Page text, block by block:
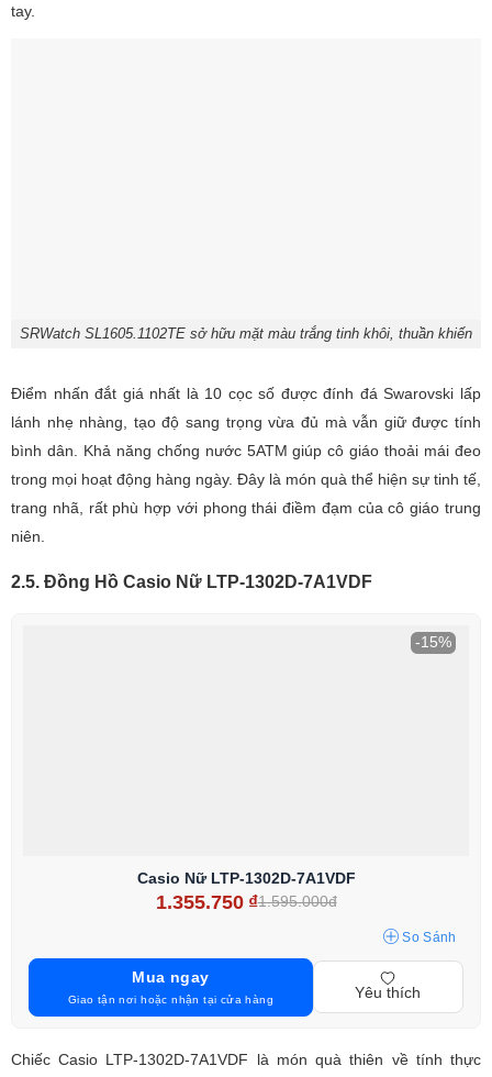
tay.
SRWatch SL1605.1102TE sở hữu mặt màu trắng tinh khôi, thuần khiến
Điểm nhấn đắt giá nhất là 10 cọc số được đính đá Swarovski lấp
lánh nhẹ nhàng, tạo độ sang trọng vừa đủ mà vẫn giữ được tính
bình dân. Khả năng chống nước 5ATM giúp cô giáo thoải mái đeo
trong mọi hoạt động hàng ngày. Đây là món quà thể hiện sự tinh tế,
trang nhã, rất phù hợp với phong thái điềm đạm của cô giáo trung
niên.
2.5. Đồng Hồ Casio Nữ LTP-1302D-7A1VDF
-15%
Casio Nữ LTP-1302D-7A1VDF
1.355.750 ₫1.595.000đ
So Sánh
Mua ngay
Giao tận nơi hoặc nhận tại cửa hàng Yêu thích
Chiếc Casio LTP-1302D-7A1VDF là món quà thiên về tính thực